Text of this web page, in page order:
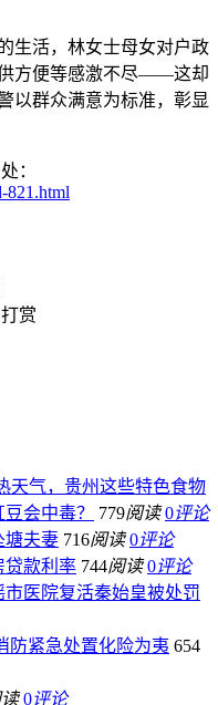
生活，林女士母女对户政
方便等感激不尽——这却
以群众满意为标准，彰显
：
821.html
赏
天气，贵州这些特色食物
会中毒？
779阅读 0评论
塘夫妻 716阅读 0评论
贷款利率 744阅读 0评论
医院复活秦始皇被处罚
防紧急处置化险为夷 654
0评论